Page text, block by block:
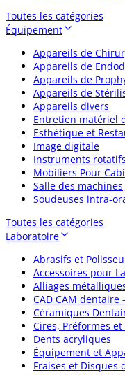
Toutes les catégories
Équipement
Appareils de
Appareils de
Appareils de
Appareils de
Appareils divers
Entretien matériel
Esthétique et
Image digitale
Instruments rotatifs
Mobiliers Pour
Salle des machines
Soudeuses intra-
Toutes les catégories
Laboratoire
Abrasifs et
Accessoires pour
Alliages
CAD CAM dentaire
Céramiques
Cires, Préformes
Dents acryliques
Équipement et
Fraises et Disques